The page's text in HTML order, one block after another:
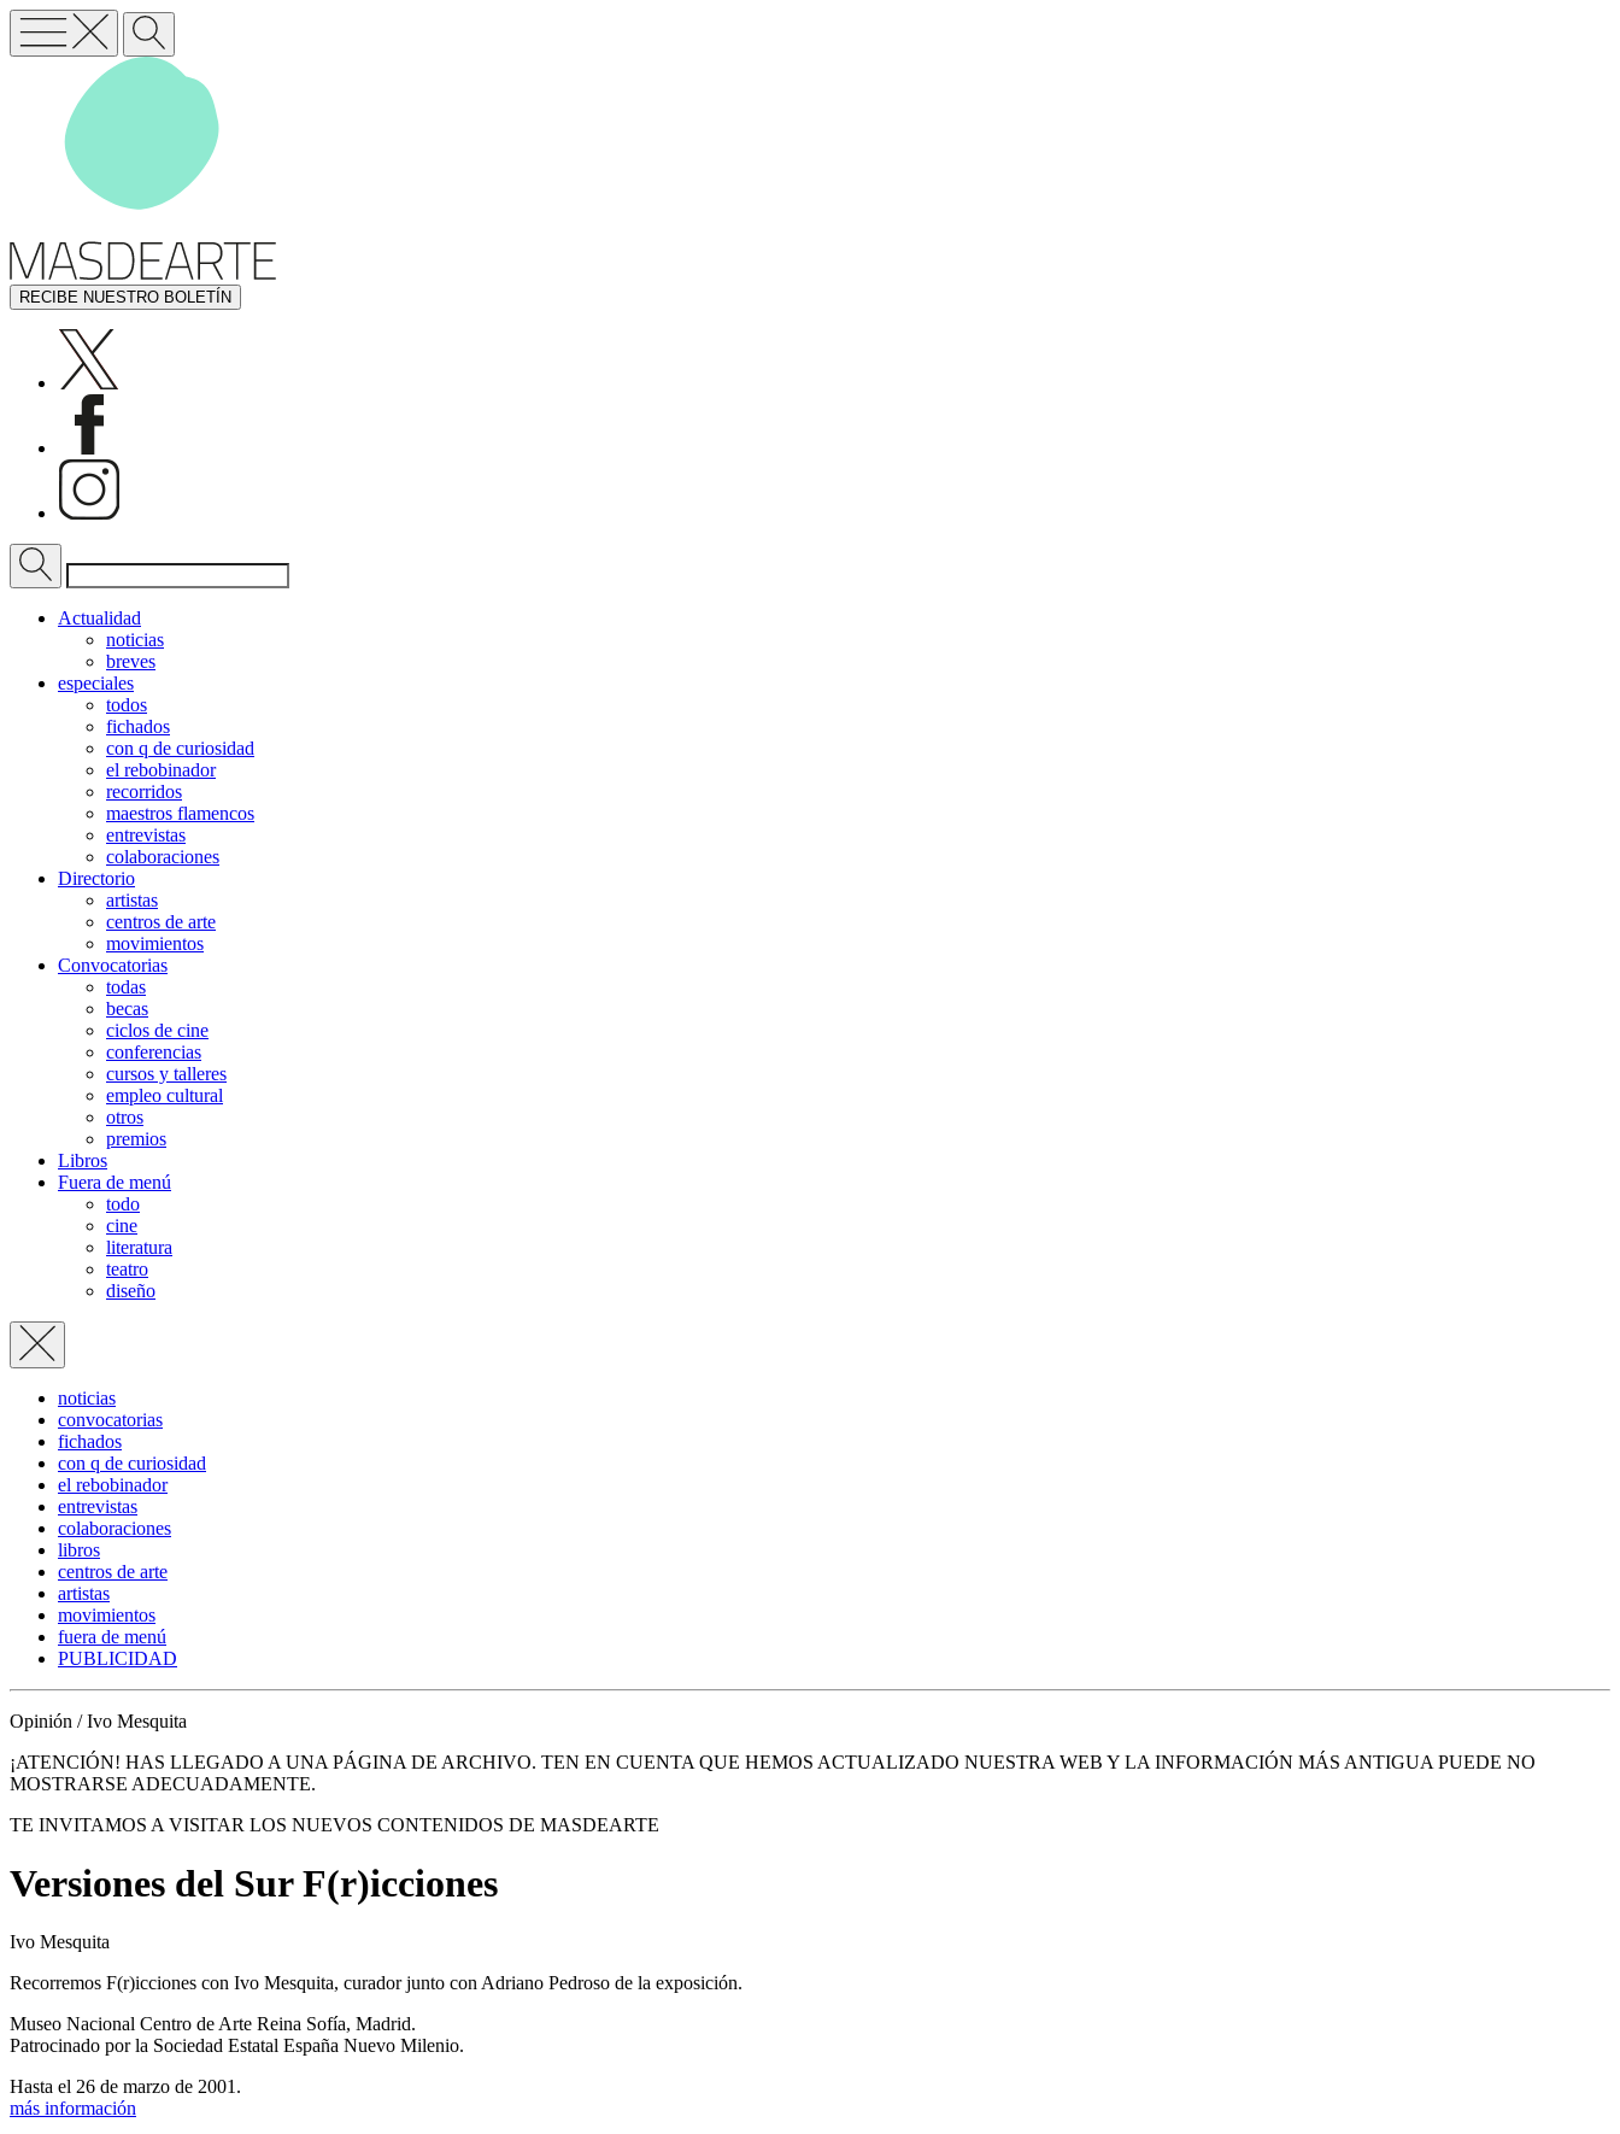
RECIBE NUESTRO BOLETÍN
Actualidad
noticias
breves
especiales
todos
fichados
con q de curiosidad
el rebobinador
recorridos
maestros flamencos
entrevistas
colaboraciones
Directorio
artistas
centros de arte
movimientos
Convocatorias
todas
becas
ciclos de cine
conferencias
cursos y talleres
empleo cultural
otros
premios
Libros
Fuera de menú
todo
cine
literatura
teatro
diseño
noticias
convocatorias
fichados
con q de curiosidad
el rebobinador
entrevistas
colaboraciones
libros
centros de arte
artistas
movimientos
fuera de menú
PUBLICIDAD
Opinión / Ivo Mesquita
¡ATENCIÓN! HAS LLEGADO A UNA PÁGINA DE ARCHIVO. TEN EN CUENTA QUE HEMOS ACTUALIZADO NUESTRA WEB Y LA INFORMACIÓN MÁS ANTIGUA PUEDE NO
MOSTRARSE ADECUADAMENTE.
TE INVITAMOS A VISITAR LOS NUEVOS CONTENIDOS DE MASDEARTE
Versiones del Sur F(r)icciones
Ivo Mesquita
Recorremos F(r)icciones con Ivo Mesquita, curador junto con Adriano Pedroso de la exposición.
Museo Nacional Centro de Arte Reina Sofía, Madrid.
Patrocinado por la Sociedad Estatal España Nuevo Milenio.
Hasta el 26 de marzo de 2001.
más información